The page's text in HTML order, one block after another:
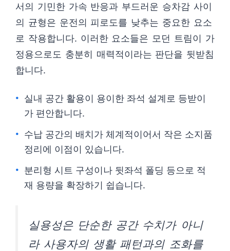
서의 기민한 가속 반응과 부드러운 승차감 사이
의 균형은 운전의 피로도를 낮추는 중요한 요소
로 작용합니다. 이러한 요소들은 모던 트림이 가
정용으로도 충분히 매력적이라는 판단을 뒷받침
합니다.
실내 공간 활용이 용이한 좌석 설계로 등받이
가 편안합니다.
수납 공간의 배치가 체계적이어서 작은 소지품
정리에 이점이 있습니다.
분리형 시트 구성이나 뒷좌석 폴딩 등으로 적
재 용량을 확장하기 쉽습니다.
실용성은 단순한 공간 수치가 아니
라 사용자의 생활 패턴과의 조화를